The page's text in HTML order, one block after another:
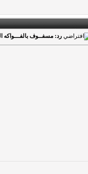
رد: مسفــوف بالفـــواكه